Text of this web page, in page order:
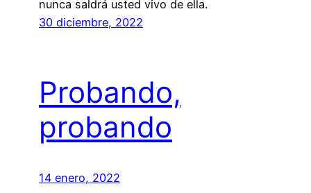
nunca saldrá usted vivo de ella.
30 diciembre, 2022
Probando,
probando
14 enero, 2022